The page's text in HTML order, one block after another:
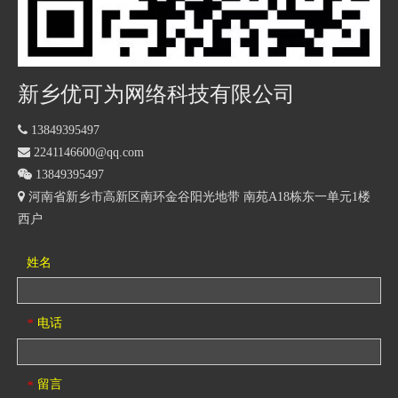
新乡优可为网络科技有限公司
 13849395497
 2241146600@qq.com
 13849395497
 河南省新乡市高新区南环金谷阳光地带 南苑A18栋东一单元1楼
西户
姓名
* 电话
* 留言